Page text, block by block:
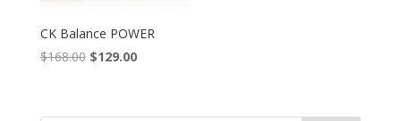
CK Balance POWER
$168.00 Original
$168.00.
$129.00Current
$129.00.